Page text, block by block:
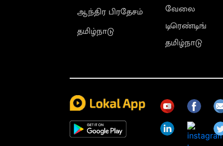
ஆந்திர பிரதேசம்
தமிழ்நாடு
வேலை
டிரெண்டிங்
தமிழ்நாடு